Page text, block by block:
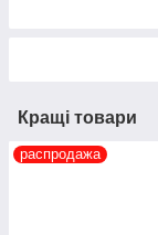
Кращі товари
распродажа